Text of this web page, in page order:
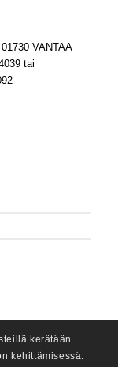
VANTAA
tai
kerätään
kehittämisessä.